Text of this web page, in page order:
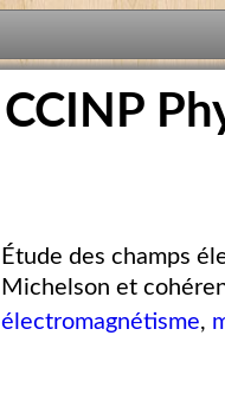
CCINP
Étude des champs
Michelson et
électromagnétisme,